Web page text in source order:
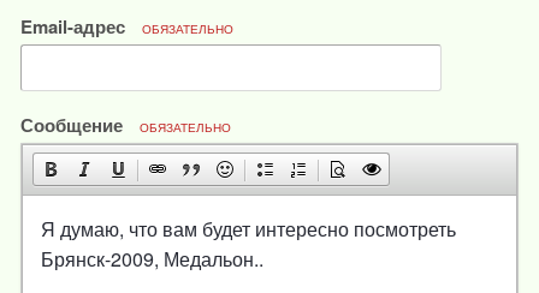
Email-адрес ОБЯЗАТЕЛЬНО
Сообщение ОБЯЗАТЕЛЬНО
Я думаю, что вам будет интересно посмотреть
Брянск-2009, Медальон..